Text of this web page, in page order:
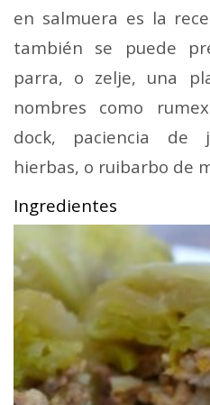
en salmuera es la
también se puede
parra, o zelje, una
nombres como
dock, paciencia de
hierbas, o ruibarbo de
Ingredientes